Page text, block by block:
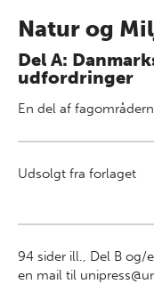
Natur og
Del A:
udfordringer
En del af
Udsolgt fra forlaget
94 sider ill., Del B og/
en mail til